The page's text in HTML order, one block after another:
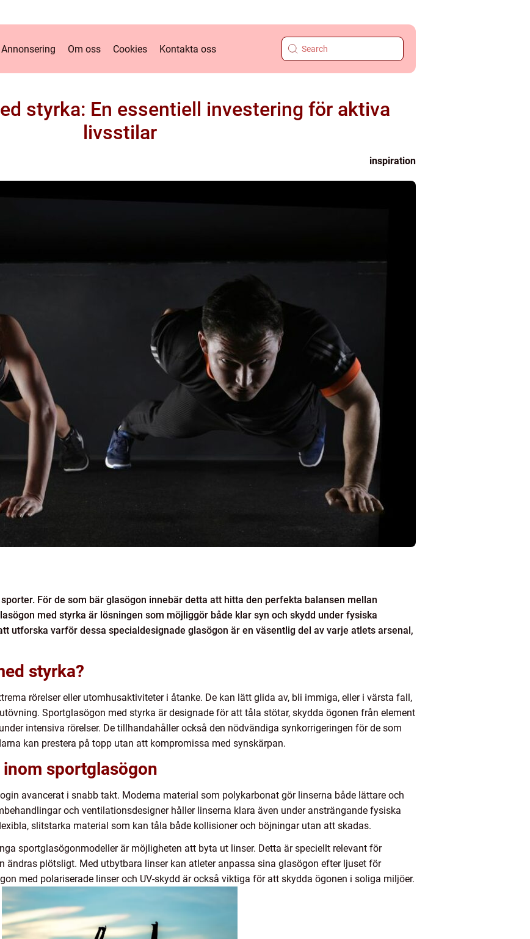
Annonsering Om oss Cookies Kontakta oss
styrka: En essentiell investering för aktiva
livsstilar
inspiration
För de som bär glasögon innebär detta att hitta den perfekta balansen mellan
med styrka är lösningen som möjliggör både klar syn och skydd under fysiska
utforska varför dessa specialdesignade glasögon är en väsentlig del av varje atlets arsenal,
styrka?
rörelser eller utomhusaktiviteter i åtanke. De kan lätt glida av, bli immiga, eller i värsta fall,
Sportglasögon med styrka är designade för att tåla stötar, skydda ögonen från element
intensiva rörelser. De tillhandahåller också den nödvändiga synkorrigeringen för de som
kan prestera på topp utan att kompromissa med synskärpan.
sportglasögon
avancerat i snabb takt. Moderna material som polykarbonat gör linserna både lättare och
och ventilationsdesigner håller linserna klara även under ansträngande fysiska
slitstarka material som kan tåla både kollisioner och böjningar utan att skadas.
sportglasögonmodeller är möjligheten att byta ut linser. Detta är speciellt relevant för
ändras plötsligt. Med utbytbara linser kan atleter anpassa sina glasögon efter ljuset för
med polariserade linser och UV-skydd är också viktiga för att skydda ögonen i soliga miljöer.